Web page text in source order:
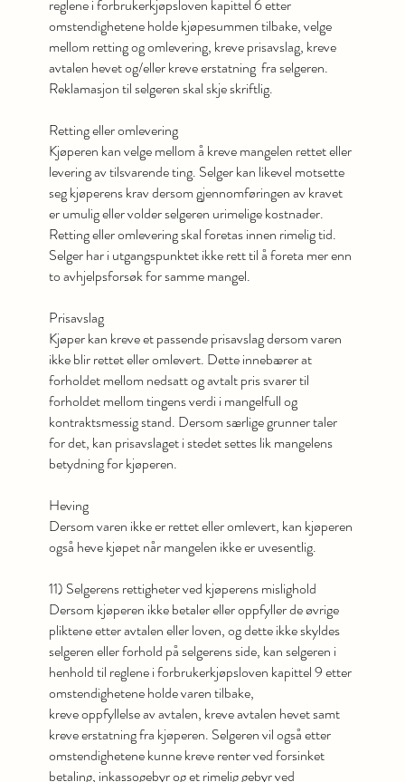
reglene i forbrukerkjøpsloven kapittel 6 etter
omstendighetene holde kjøpesummen tilbake, velge
mellom retting og omlevering, kreve prisavslag, kreve
avtalen hevet og/eller kreve erstatning fra selgeren.
Reklamasjon til selgeren skal skje skriftlig.
Retting eller omlevering
Kjøperen kan velge mellom å kreve mangelen rettet eller
levering av tilsvarende ting. Selger kan likevel motsette
seg kjøperens krav dersom gjennomføringen av kravet
er umulig eller volder selgeren urimelige kostnader.
Retting eller omlevering skal foretas innen rimelig tid.
Selger har i utgangspunktet ikke rett til å foreta mer enn
to avhjelpsforsøk for samme mangel.
Prisavslag
Kjøper kan kreve et passende prisavslag dersom varen
ikke blir rettet eller omlevert. Dette innebærer at
forholdet mellom nedsatt og avtalt pris svarer til
forholdet mellom tingens verdi i mangelfull og
kontraktsmessig stand. Dersom særlige grunner taler
for det, kan prisavslaget i stedet settes lik mangelens
betydning for kjøperen.
Heving
Dersom varen ikke er rettet eller omlevert, kan kjøperen
også heve kjøpet når mangelen ikke er uvesentlig.
11) Selgerens rettigheter ved kjøperens mislighold
Dersom kjøperen ikke betaler eller oppfyller de øvrige
pliktene etter avtalen eller loven, og dette ikke skyldes
selgeren eller forhold på selgerens side, kan selgeren i
henhold til reglene i forbrukerkjøpsloven kapittel 9 etter
omstendighetene holde varen tilbake,
kreve oppfyllelse av avtalen, kreve avtalen hevet samt
kreve erstatning fra kjøperen. Selgeren vil også etter
omstendighetene kunne kreve renter ved forsinket
betaling, inkassogebyr og et rimelig gebyr ved